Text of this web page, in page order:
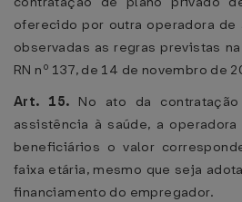
oferecido por outra operadora de
observadas as regras previstas
RN nº 137, de 14 de novembro de
Art. 15. No ato da
assistência à saúde, a
beneficiários o valor
faixa etária, mesmo que seja
financiamento do empregador.